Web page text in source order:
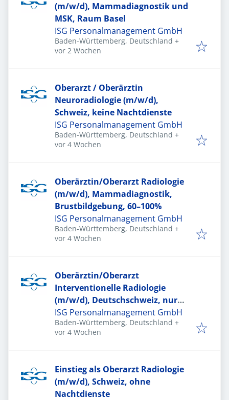
(m/w/d), Mammadiagnostik und
MSK, Raum Basel
ISG Personalmanagement GmbH
Baden-Württemberg, Deutschland +
Veröffentlicht:
vor 2 Wochen
Oberarzt / Oberärztin
Neuroradiologie (m/w/d),
Schweiz, keine Nachtdienste
ISG Personalmanagement GmbH
Baden-Württemberg, Deutschland +
Veröffentlicht:
vor 4 Wochen
Oberärztin/Oberarzt Radiologie
(m/w/d), Mammadiagnostik,
Brustbildgebung, 60–100%
ISG Personalmanagement GmbH
Baden-Württemberg, Deutschland +
Veröffentlicht:
vor 4 Wochen
Oberärztin/Oberarzt
Interventionelle Radiologie
(m/w/d), Deutschschweiz, nur
Hintergrunddienste
ISG Personalmanagement GmbH
Baden-Württemberg, Deutschland +
Veröffentlicht:
vor 4 Wochen
Einstieg als Oberarzt Radiologie
(m/w/d), Schweiz, ohne
Nachtdienste